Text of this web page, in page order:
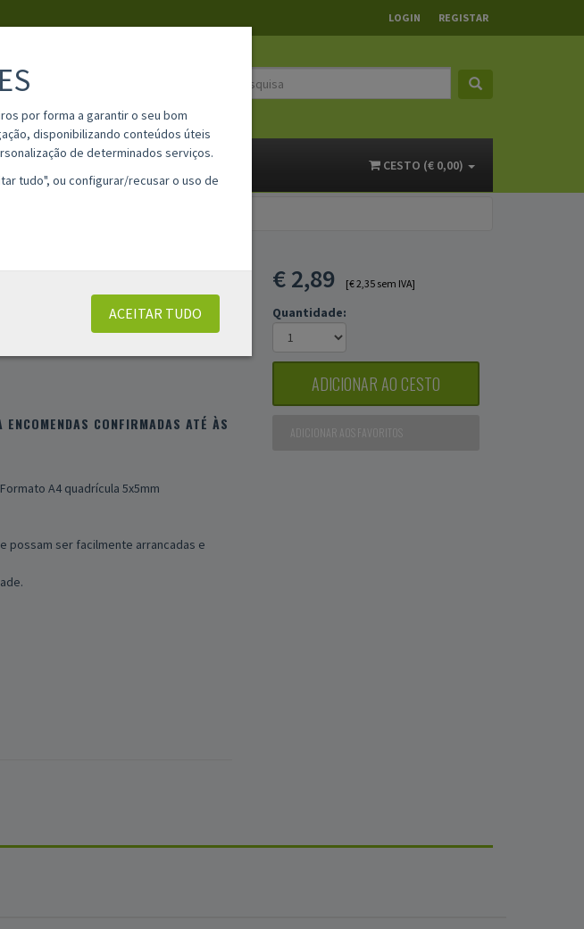
LOGIN REGISTAR
CONTACTOS CESTO (€ 0,00)
0 COMENTÁRIOS
CONFIRMADAS ATÉ ÀS
A4 quadrícula 5x5mm
possam ser facilmente arrancadas e
€2,89 [€ 2,35 sem IVA]
Quantidade:
ADICIONAR AO CESTO
ADICIONAR AOS FAVORITOS
por forma a garantir o seu bom
disponibilizando conteúdos úteis
de determinados serviços.
tudo", ou configurar/recusar o uso de
ACEITAR TUDO